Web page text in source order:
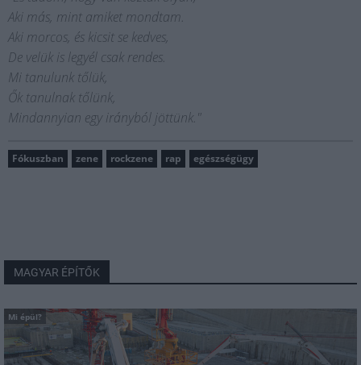
Aki más, mint amiket mondtam.
Aki morcos, és kicsit se kedves,
De velük is legyél csak rendes.
Mi tanulunk tőlük,
Ők tanulnak tőlünk,
Mindannyian egy irányból jöttünk."
Fókuszban zene rockzene rap egészségügy
MAGYAR ÉPÍTŐK
Mi épül?